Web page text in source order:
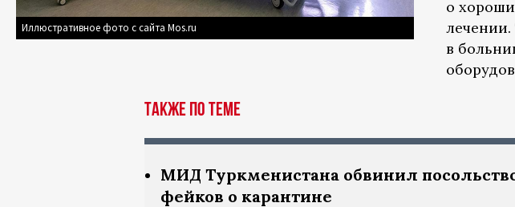
Иллюстративное фото с сайта Mos.ru
о
в
Также по теме
МИД Туркменистана обвинил
фейков о карантине